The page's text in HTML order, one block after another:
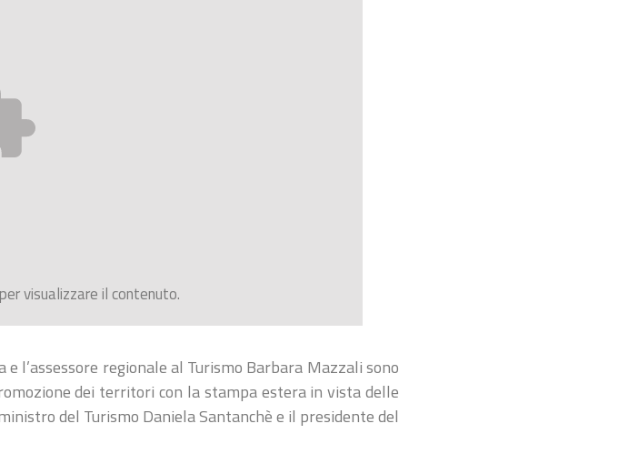
visualizzare il contenuto.
l’assessore regionale al Turismo Barbara Mazzali sono
dei territori con la stampa estera in vista delle
del Turismo Daniela Santanchè e il presidente del